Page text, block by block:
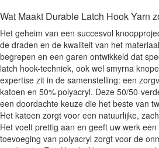
Wat Maakt Durable Latch Hook Yarn
Het geheim van een succesvol
de draden en de kwaliteit van het
begrepen en een garen ontwikkeld dat
latch hook-techniek, ook wel smyrna
expertise zit in de samenstelling: een
katoen en 50% polyacryl. Deze 50/50-
een doordachte keuze die het beste van
Het katoen zorgt voor een natuurlijke,
Het voelt prettig aan en geeft uw werk
toevoeging van polyacryl zorgt voor de